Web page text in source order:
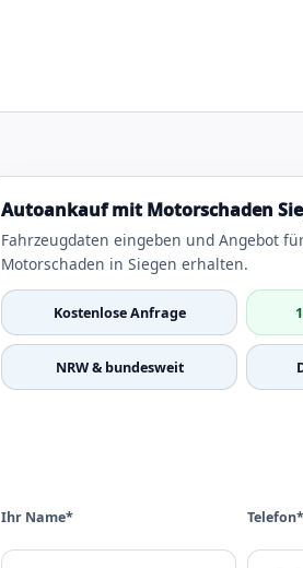
Autoankauf mit Motorschaden
Fahrzeugdaten eingeben und Angebot
Motorschaden in Siegen erhalten.
Kostenlose Anfrage
NRW & bundesweit
Ihr Name* Telefon*